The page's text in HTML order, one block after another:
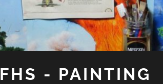
FHS - PAINTING